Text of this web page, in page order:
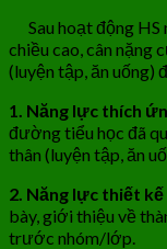
Sau hoạt động
chiều cao, cân nặng
(luyện tập, ăn uống)
1. Năng lực thích
đường tiểu học đã
thân (luyện tập, ăn
2. Năng lực thiết
bày, giới thiệu về
trước nhóm/lớp.